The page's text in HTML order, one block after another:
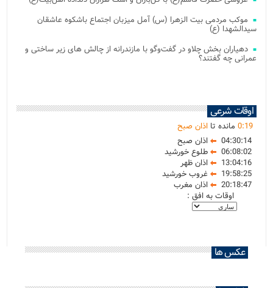
موکب مردمی بیت‌ الزهرا (س) آمل میزبان اجتماع باشکوه عاشقان
سیدالشهدا (ع)
دهیاران بخش چلاو در گفت‌وگو با مازندرانه از چالش های زیر ساختی و
عمرانی چه گفتند؟
اوقات شرعی
0:19 مانده تا اذان صبح
04:30:14
اذان صبح
06:08:02
طلوع خورشید
13:04:16
اذان ظهر
19:58:25
غروب خورشید
20:18:47
اذان مغرب
اوقات به افق :
عکس ها